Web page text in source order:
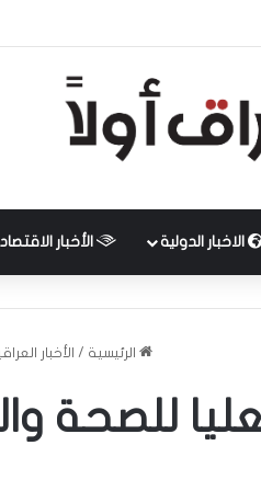
الاخبار الدولية الأخبار
الرئيسية / الأخبار